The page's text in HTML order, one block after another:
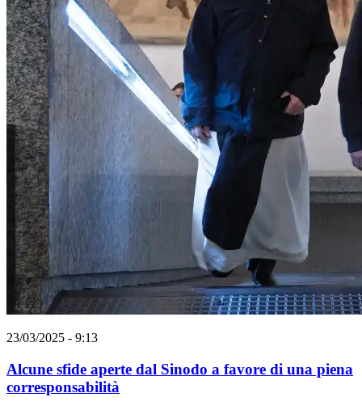
23/03/2025 - 9:13
Alcune sfide aperte dal Sinodo a favore di una piena
corresponsabilità